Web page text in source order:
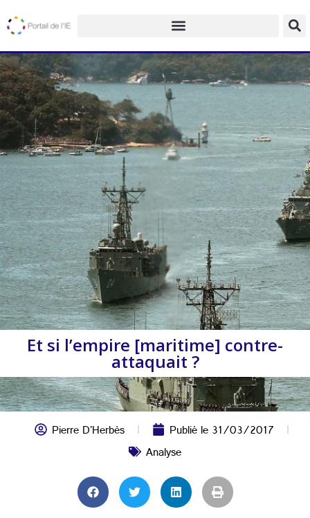
Et si l’empire [maritime] contre-
attaquait ?
Pierre D'Herbès Publié le31/03/2017
Analyse